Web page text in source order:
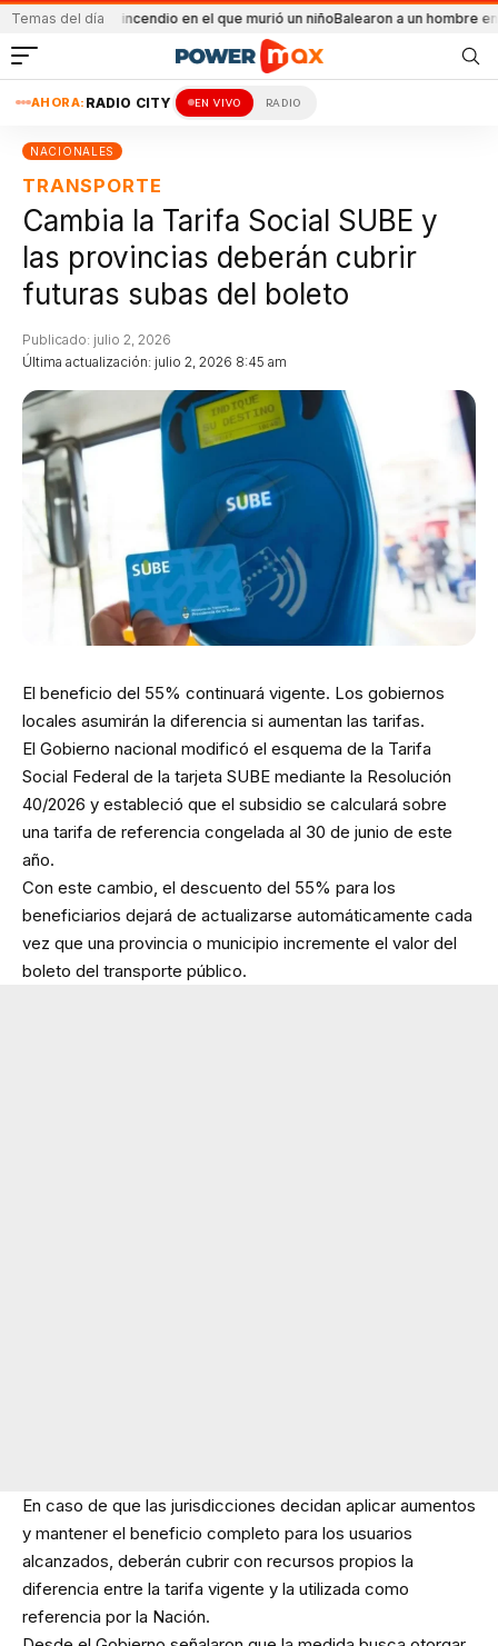
Temas del día
el incendio en el que murió un niñoBalearon a un hombre en un
AHORA: RADIO CITY EN VIVO RADIO
NACIONALES
TRANSPORTE
Cambia la Tarifa Social SUBE y
las provincias deberán cubrir
futuras subas del boleto
Última actualización: julio 2, 2026 8:45 am
Publicado: julio 2, 2026
El beneficio del 55% continuará vigente. Los gobiernos
locales asumirán la diferencia si aumentan las tarifas.
El Gobierno nacional modificó el esquema de la Tarifa
Social Federal de la tarjeta SUBE mediante la Resolución
40/2026 y estableció que el subsidio se calculará sobre
una tarifa de referencia congelada al 30 de junio de este
año.
Con este cambio, el descuento del 55% para los
beneficiarios dejará de actualizarse automáticamente cada
vez que una provincia o municipio incremente el valor del
boleto del transporte público.
En caso de que las jurisdicciones decidan aplicar aumentos
y mantener el beneficio completo para los usuarios
alcanzados, deberán cubrir con recursos propios la
diferencia entre la tarifa vigente y la utilizada como
referencia por la Nación.